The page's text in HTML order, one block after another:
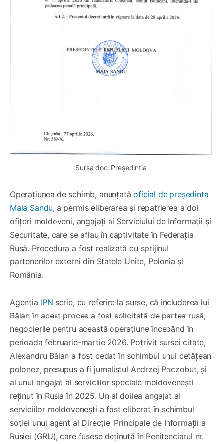
Sursa doc: Președinția
Operațiunea de schimb, anunțatăoficial de președinta
Maia Sandu, a permis eliberarea și repatrierea a doi
ofițeri moldoveni, angajați ai Serviciului de Informații și
Securitate, care se aflau în captivitate în Federația
Rusă. Procedura a fost realizată cu sprijinul
partenerilor externi din Statele Unite, Polonia și
România.
Agenția IPN scrie, cu referire la surse, că includerea lui
Bălan în acest proces a fost solicitată de partea rusă,
negocierile pentru această operațiune începând în
perioada februarie-martie 2026. Potrivit sursei citate,
Alexandru Bălan a fost cedat în schimbul unui cetățean
polonez, presupus a fi jurnalistul Andrzej Poczobut, și
al unui angajat al serviciilor speciale moldovenești
reținut în Rusia în 2025. Un al doilea angajat al
serviciilor moldovenești a fost eliberat în schimbul
soției unui agent al Direcției Principale de Informații a
Rusiei (GRU), care fusese deținută în Penitenciarul nr.